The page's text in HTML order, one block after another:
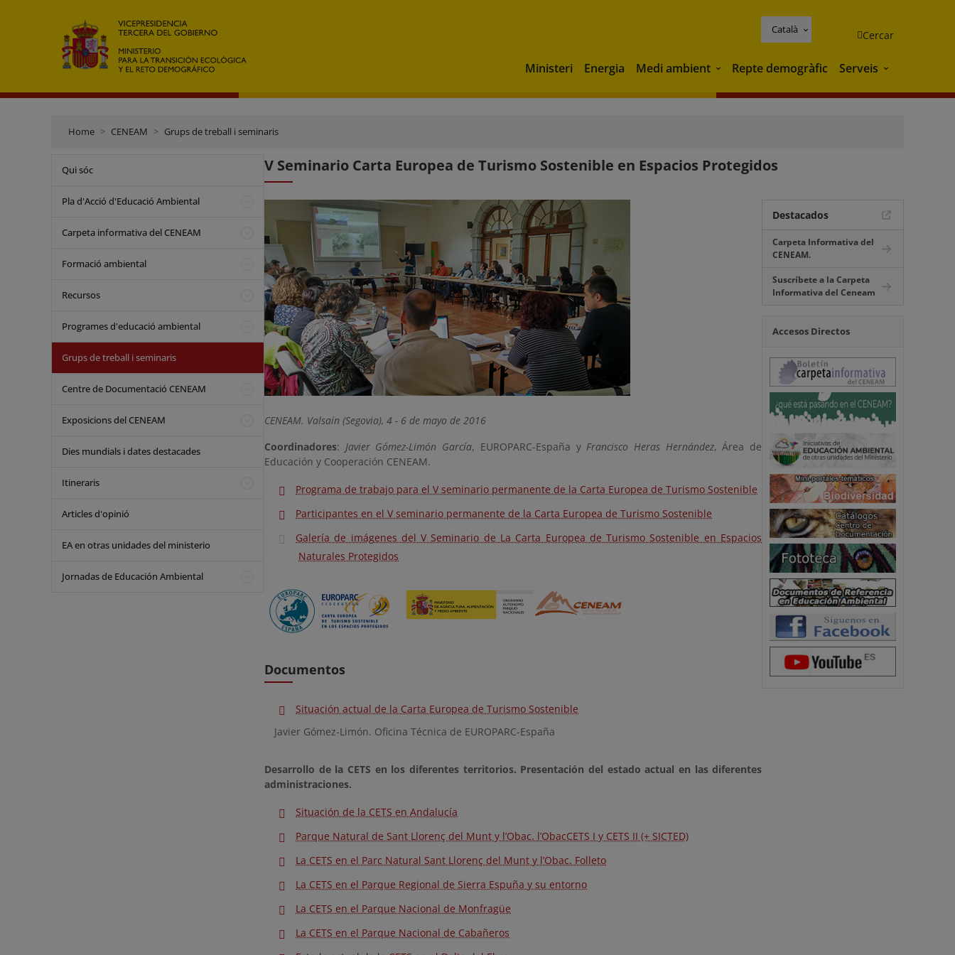
Català Cercar
Ministeri Energia Medi ambient Medi ambient
Repte demogràfic Serveis Serveis
Home CENEAM Grups de treball i seminaris
Qui sóc
Pla d'Acció d'Educació Ambiental
Carpeta informativa del CENEAM
Formació ambiental
Recursos
Programes d'educació ambiental
Grups de treball i seminaris
Centre de Documentació CENEAM
Exposicions del CENEAM
Dies mundials i dates destacades
Itineraris
Articles d'opinió
EA en otras unidades del ministerio
Jornadas de Educación Ambiental
V Seminario Carta Europea de Turismo Sostenible en Espacios Protegidos
CENEAM. Valsaín (Segovia), 4 - 6 de mayo de 2016
Coordinadores: Javier Gómez-Limón García, EUROPARC-España y Francisco Heras Hernández, Área de
Educación y Cooperación CENEAM.
Programa de trabajo para el V seminario permanente de la Carta Europea de Turismo Sostenible
Participantes en el V seminario permanente de la Carta Europea de Turismo Sostenible
Galería de imágenes del V Seminario de La Carta Europea de Turismo Sostenible en Espacios
Naturales Protegidos
Documentos
Situación actual de la Carta Europea de Turismo Sostenible
Javier Gómez-Limón. Oficina Técnica de EUROPARC-España
Desarrollo de la CETS en los diferentes territorios. Presentación del estado actual en las diferentes
administraciones.
Situación de la CETS en Andalucía
Parque Natural de Sant Llorenç del Munt y l’Obac. l’ObacCETS I y CETS II (+ SICTED)
La CETS en el Parc Natural Sant Llorenç del Munt y l’Obac. Folleto
La CETS en el Parque Regional de Sierra Espuña y su entorno
La CETS en el Parque Nacional de Monfragüe
La CETS en el Parque Nacional de Cabañeros
Destacados
Carpeta Informativa del
CENEAM.
Suscríbete a la Carpeta
Informativa del Ceneam
Accesos Directos